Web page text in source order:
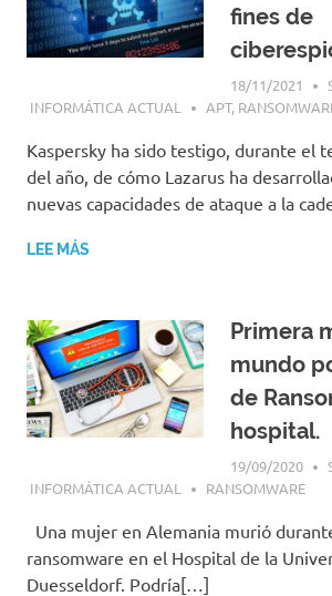
fines de
18/11/2021
INFORMÁTICA ACTUAL
APT,
Kaspersky ha sido testigo, durante el
del año, de cómo Lazarus ha
nuevas capacidades de ataque a la
LEE MÁS
Primera
mundo
de
hospital.
19/09/2020
INFORMÁTICA ACTUAL
RANSOMWARE
Una mujer en Alemania murió
ransomware en el Hospital de la
Duesseldorf. Podría[…]